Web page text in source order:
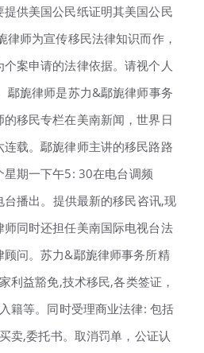
供美国公民纸证明其美国公民
师为宣传移民法律知识而作，
案申请的法律依据。请视个人
鄢旎律师是苏力&鄢旎律师事务
移民专栏在美南新闻，世界日
载。鄢旎律师主讲的移民路路
期一下午5: 30在电台调频
播出。提供最新的移民咨讯,现
同时还担任美南国际电视台法
问。苏力&鄢旎律师事务所精
利益豁免,技术移民,各类签证，
籍等。同时受理商业法律: 包括
卖,委托书。取消罚单，公证认